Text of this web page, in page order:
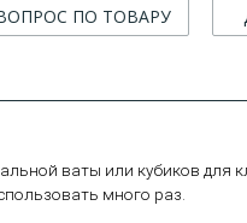
ПО ТОВАРУ
ваты или кубиков для
много раз.